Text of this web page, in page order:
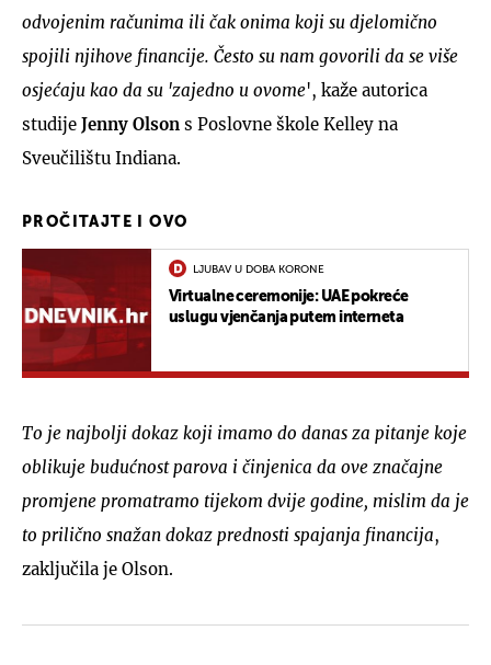
odvojenim računima ili čak onima koji su djelomično
spojili njihove financije. Često su nam govorili da se više
osjećaju kao da su 'zajedno u ovome', kaže autorica
studije Jenny Olson s Poslovne škole Kelley na
Sveučilištu Indiana.
PROČITAJTE I OVO
LJUBAV U DOBA KORONE
Virtualne ceremonije: UAE pokreće
uslugu vjenčanja putem interneta
To je najbolji dokaz koji imamo do danas za pitanje koje
oblikuje budućnost parova i činjenica da ove značajne
promjene promatramo tijekom dvije godine, mislim da je
to prilično snažan dokaz prednosti spajanja financija,
zaključila je Olson.